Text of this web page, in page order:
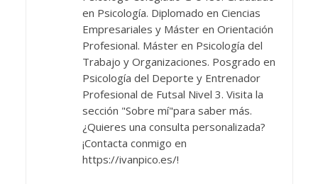
en Psicología. Diplomado en Ciencias
Empresariales y Máster en Orientación
Profesional. Máster en Psicología del
Trabajo y Organizaciones. Posgrado en
Psicología del Deporte y Entrenador
Profesional de Futsal Nivel 3. Visita la
sección "Sobre mí"para saber más.
¿Quieres una consulta personalizada?
¡Contacta conmigo en
https://ivanpico.es/!